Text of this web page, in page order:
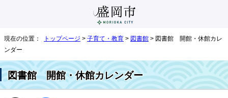
現在の位置： トップページ > 子育て・教育 > 図書館 > 図書館 開館・休館カレ
ンダー
図書館 開館・休館カレンダー